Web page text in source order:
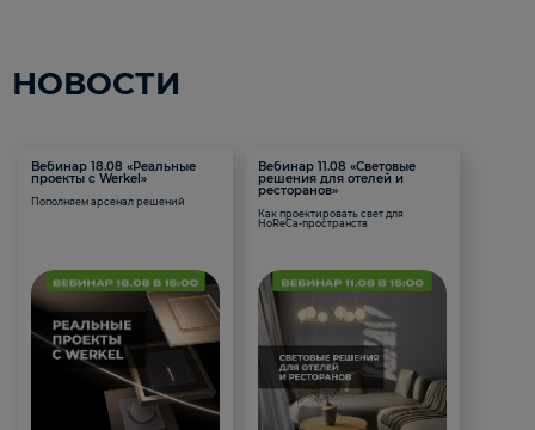
НОВОСТИ
Вебинар 18.08 «Реальные
проекты с Werkel»
Пополняем арсенал решений
Вебинар 11.08 «Световые
решения для отелей и
ресторанов»
Как проектировать свет для
HoReCa-пространств